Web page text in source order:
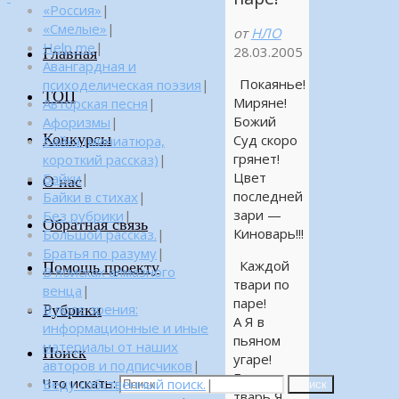
Главная
ТОП
Конкурсы
О нас
Обратная связь
Помощь проекту
Рубрики
Поиск
Что искать: Поиск
от НЛО
28.03.2005
Покаянье!
Миряне!
Божий
Суд скоро
грянет!
Цвет
последней
зари —
Киноварь!!!
Каждой
твари по
паре!
А Я в
пьяном
угаре!
Если
«Россия» |
«Смелые» |
Help me|
Авангардная и
психоделическая поэзия |
Авторская песня |
Афоризмы |
Байка (миниатюра,
короткий рассказ) |
Байки|
Байки в стихах |
Без рубрики |
Большой рассказ. |
Братья по разуму|
В поисках алмазного
венца |
В поле зрения:
информационные и иные
материалы от наших
авторов и подписчиков |
Веду собственный поиск. |